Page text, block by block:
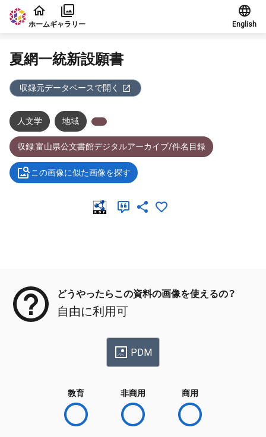
本文に飛ぶ
ホームギャラリー English
夏網一統新設願書
収録元データベースで開く
人文学 地域
収録:富山県公文書館デジタルアーカイブ/件名目録
この画像に似た画像を探す
どうやったらこの資料の画像を使えるの？
自由に利用可
PDM
教育 非商用 商用